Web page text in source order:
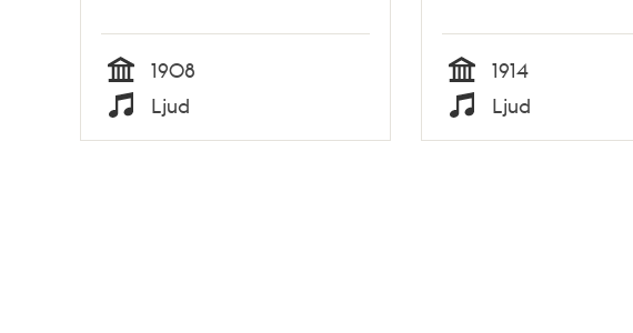
Tid
1908
Typ
Ljud Tid
1914
Typ
Ljud